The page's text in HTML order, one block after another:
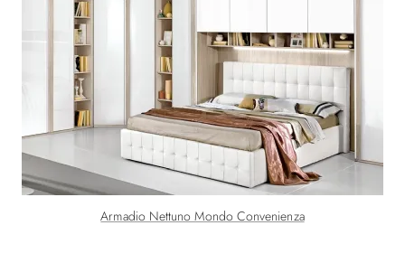
Armadio Nettuno Mondo Convenienza